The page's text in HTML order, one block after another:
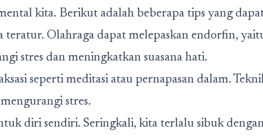
kita. Berikut adalah beberapa tips yang
teratur. Olahraga dapat melepaskan endorfin,
stres dan meningkatkan suasana hati.
seperti meditasi atau pernapasan dalam.
stres.
diri sendiri. Seringkali, kita terlalu sibuk